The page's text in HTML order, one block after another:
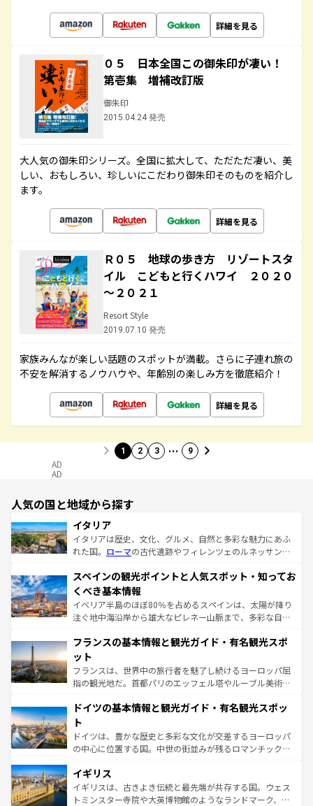
詳細を見る
０５ 日本全国この御朱印が凄い！
第壱集 増補改訂版
御朱印
2015.04.24 発売
大人気の御朱印シリーズ。全国に拡大して、ただただ凄い、美
しい、おもしろい、珍しいにこだわり御朱印そのものを紹介し
ます。
詳細を見る
Ｒ０５ 地球の歩き方 リゾートスタ
イル こどもと行くハワイ ２０２０
～２０２１
Resort Style
2019.07.10 発売
家族みんなが楽しい話題のスポットが満載。さらに子連れ旅の
不安を解消するノウハウや、年齢別の楽しみ方を徹底紹介！
詳細を見る
1 2 3 … 9
AD
AD
人気の国と地域から探す
イタリア
イタリアは歴史、文化、グルメ、自然と多彩な魅力にあふ
れた国。 ローマの古代遺跡やフィレンツェのルネッサンス
ろん、トスカーナの美しい田園風景やアマルフィ海岸の絶
景など、自然景観も見逃せない。観光の合間には、本場の
ピザやパスタなど、絶品のイタリア料理を堪能することも
できる。朝目覚めてから夜眠るまで、すべての瞬間を楽し
なお、新着のイタリア情報はコンテンツ一覧を参照してほ
しい。
スペインの観光ポイントと人気スポット・知ってお
くべき基本情報
イベリア半島のほぼ80％を占めるスペインは、太陽が降り
注ぐ地中海沿岸から雄大なピレネー山脈まで、多彩な自然
文化が根付くこの国では、情熱的なフラメンコ、熱気あふ
れる闘牛、そして美味しいタパスが生活の一部となってい
る。首都マドリードの洗練された雰囲気や、バルセロナの
アートに溢れた街角から、地方では古代ローマ遺跡や中世
せる。地方によって風土や気候が異なるスペインはその個
ンテンツ一覧 を参照してほしい。
フランスの基本情報と観光ガイド・有名観光スポ
ット
フランスは、世界中の旅行者を魅了し続けるヨーロッパ屈
指の観光地だ。首都パリのエッフェル塔やルーブル美術館
で、幅広い魅力が詰まっている。華麗な宮殿、歴史的な大
聖堂、美しいビーチ、そして豊かな自然が、訪れる者を心
から魅了する。また、フランスは美食の国としても知ら
れ、フランス料理はユネスコ無形文化遺産にも登録されて
香り高いラベンダー畑など、多彩な楽しみ方が可能だ。さ
らに、パリ以外の地域にも魅力が溢れており、どの街角に
も豊かな歴史と文化が息づいている。パリ以外の個性あふ
ドイツの基本情報と観光ガイド・有名観光スポッ
ト
ドイツは、豊かな歴史と多彩な文化が交差するヨーロッパ
の中心に位置する国。中世の街並みが残るロマンチック街
顔を持つこの国は、どこを歩いても飽きることがない。ベ
ルリンの文化的活気、バイエルン州のアルプスの絶景、そ
してライン川沿いのワイン畑といった風景は必見。ビール
イギリス
イギリスは、古きよき伝統と最先端が共存する国。ウェス
トミンスター寺院や大英博物館のようなランドマーク、歴